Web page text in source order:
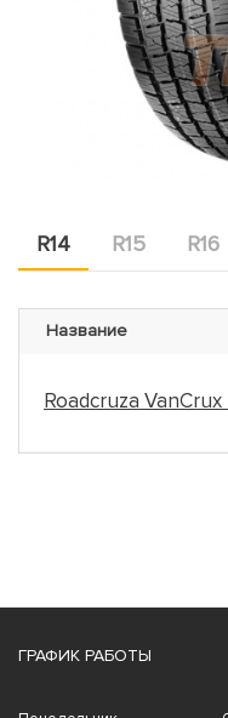
R14 R15 R16
Название
Roadcruza VanCrux
ГРАФИК РАБОТЫ